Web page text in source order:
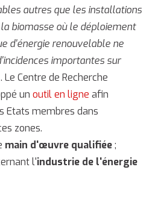
autres que les installations
biomasse où le déploiement
d'énergie renouvelable ne
importantes sur
Le Centre de Recherche
un outil en ligne afin
Etats membres dans
zones.
main d'œuvre qualifiée;
l'industrie de l'énergie